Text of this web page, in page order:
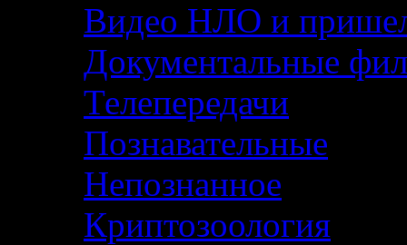
Видео НЛО и
Документальные
Телепередачи
Познавательные
Непознанное
Криптозоология